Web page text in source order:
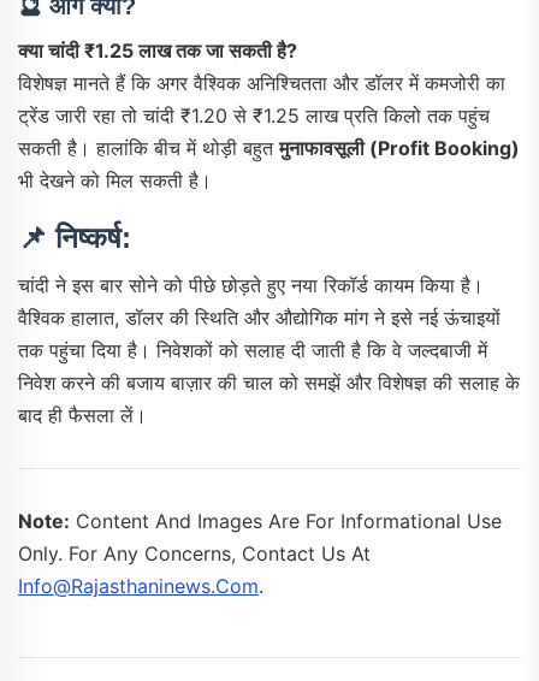
🔮 आगे क्या?
क्या चांदी ₹1.25 लाख तक जा सकती है?
विशेषज्ञ मानते हैं कि अगर वैश्विक अनिश्चितता और डॉलर में कमजोरी का
ट्रेंड जारी रहा तो चांदी ₹1.20 से ₹1.25 लाख प्रति किलो तक पहुंच
सकती है। हालांकि बीच में थोड़ी बहुतमुनाफावसूली (profit Booking)
भी देखने को मिल सकती है।
📌 निष्कर्ष:
चांदी ने इस बार सोने को पीछे छोड़ते हुए नया रिकॉर्ड कायम किया है।
वैश्विक हालात, डॉलर की स्थिति और औद्योगिक मांग ने इसे नई ऊंचाइयों
तक पहुंचा दिया है। निवेशकों को सलाह दी जाती है कि वे जल्दबाजी में
निवेश करने की बजाय बाज़ार की चाल को समझें और विशेषज्ञ की सलाह के
बाद ही फैसला लें।
Note: Content And Images Are For Informational Use
Only. For Any Concerns, Contact Us At
Info@rajasthaninews.com.